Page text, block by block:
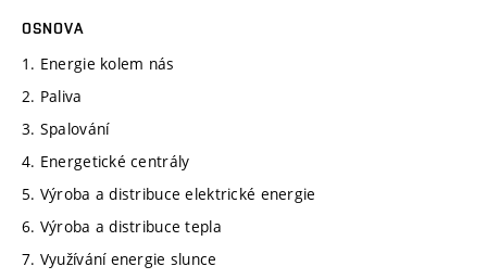
OSNOVA
1. Energie kolem nás
2. Paliva
3. Spalování
4. Energetické centrály
5. Výroba a distribuce elektrické energie
6. Výroba a distribuce tepla
7. Využívání energie slunce